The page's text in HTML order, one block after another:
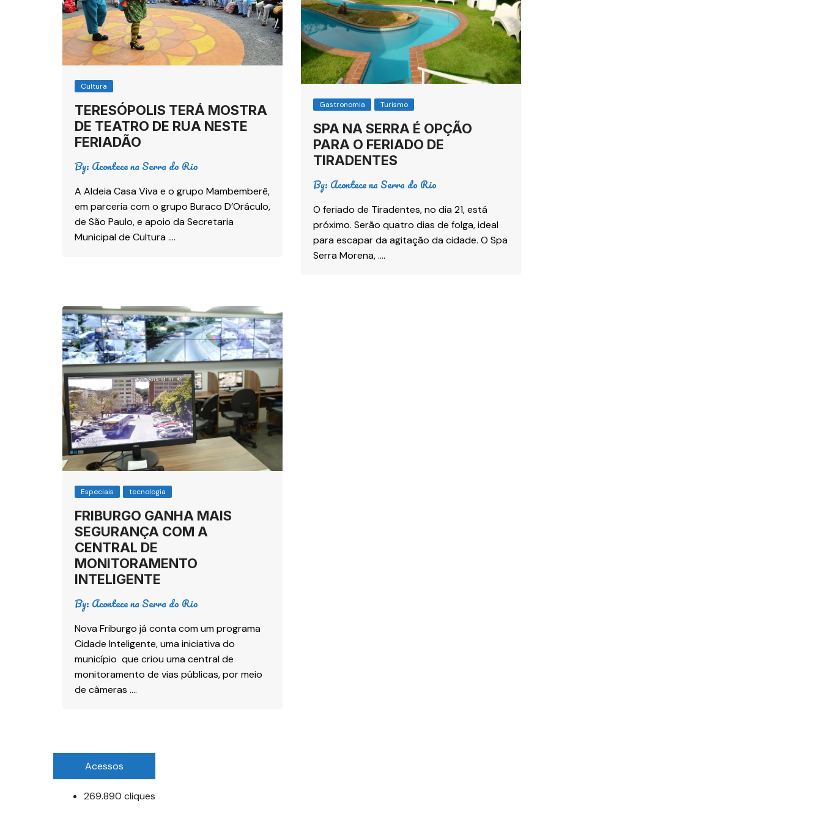
Cultura
TERESÓPOLIS TERÁ MOSTRA
DE TEATRO DE RUA NESTE
FERIADÃO
By: Acontece na Serra do Rio
A Aldeia Casa Viva e o grupo Mambemberê,
em parceria com o grupo Buraco D’Oráculo,
de São Paulo, e apoio da Secretaria
Municipal de Cultura ….
Gastronomia Turismo
SPA NA SERRA É OPÇÃO
PARA O FERIADO DE
TIRADENTES
By: Acontece na Serra do Rio
O feriado de Tiradentes, no dia 21, está
próximo. Serão quatro dias de folga, ideal
para escapar da agitação da cidade. O Spa
Serra Morena, ….
Especiais tecnologia
FRIBURGO GANHA MAIS
SEGURANÇA COM A
CENTRAL DE
MONITORAMENTO
INTELIGENTE
By: Acontece na Serra do Rio
Nova Friburgo já conta com um programa
Cidade Inteligente, uma iniciativa do
município que criou uma central de
monitoramento de vias públicas, por meio
de câmeras ….
Acessos
269.890 cliques